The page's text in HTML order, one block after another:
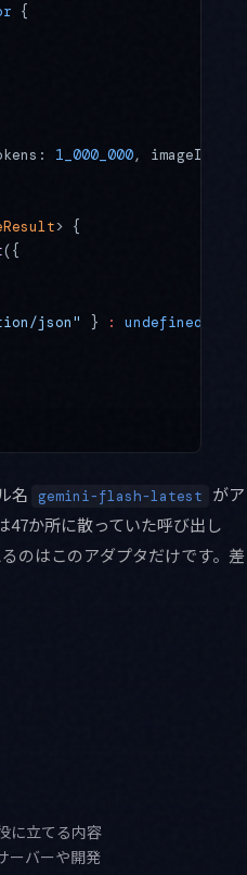
{
1_000_000, imageInput:
> {
({
json" } : undefined
名 gemini-flash-latest
がア
47か所に散っていた呼び出し
のはこのアダプタだけです。差
に立てる内容
ーバーや開発